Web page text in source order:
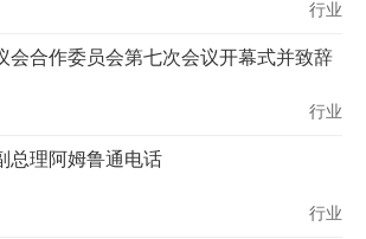
行业
会合作委员会第七次会议开幕式并致辞
行业
总理阿姆鲁通电话
行业